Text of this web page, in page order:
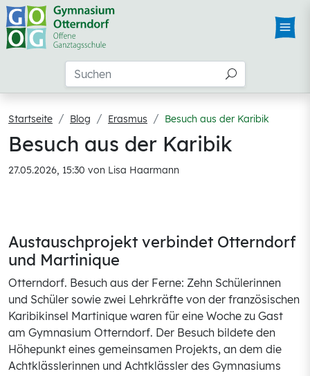
Startseite Blog Erasmus Besuch aus der Karibik
Besuch aus der Karibik
27.05.2026, 15:30 von Lisa Haarmann
Austauschprojekt verbindet Otterndorf
und Martinique
Otterndorf. Besuch aus der Ferne: Zehn Schülerinnen
und Schüler sowie zwei Lehrkräfte von der französischen
Karibikinsel Martinique waren für eine Woche zu Gast
am Gymnasium Otterndorf. Der Besuch bildete den
Höhepunkt eines gemeinsamen Projekts, an dem die
Achtklässlerinnen und Achtklässler des Gymnasiums